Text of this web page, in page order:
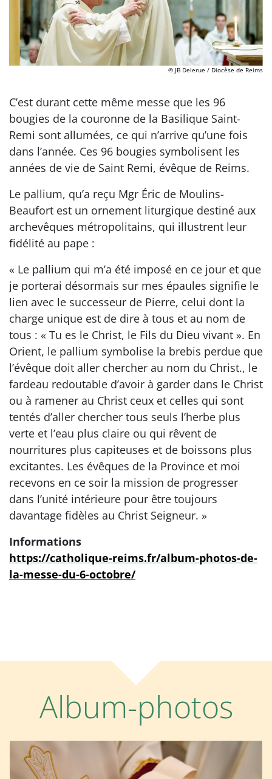
© JB Delerue / Diocèse de Reims
C’est durant cette même messe que les 96
bougies de la couronne de la Basilique Saint-
Remi sont allumées, ce qui n’arrive qu’une fois
dans l’année. Ces 96 bougies symbolisent les
années de vie de Saint Remi, évêque de Reims.
Le pallium, qu’a reçu Mgr Éric de Moulins-
Beaufort est un ornement liturgique destiné aux
archevêques métropolitains, qui illustrent leur
fidélité au pape :
« Le pallium qui m’a été imposé en ce jour et que
je porterai désormais sur mes épaules signifie le
lien avec le successeur de Pierre, celui dont la
charge unique est de dire à tous et au nom de
tous : « Tu es le Christ, le Fils du Dieu vivant ». En
Orient, le pallium symbolise la brebis perdue que
l’évêque doit aller chercher au nom du Christ., le
fardeau redoutable d’avoir à garder dans le Christ
ou à ramener au Christ ceux et celles qui sont
tentés d’aller chercher tous seuls l’herbe plus
verte et l’eau plus claire ou qui rêvent de
nourritures plus capiteuses et de boissons plus
excitantes. Les évêques de la Province et moi
recevons en ce soir la mission de progresser
dans l’unité intérieure pour être toujours
davantage fidèles au Christ Seigneur. »
Informations
https://catholique-reims.fr/album-photos-de-
la-messe-du-6-octobre/
Album-photos